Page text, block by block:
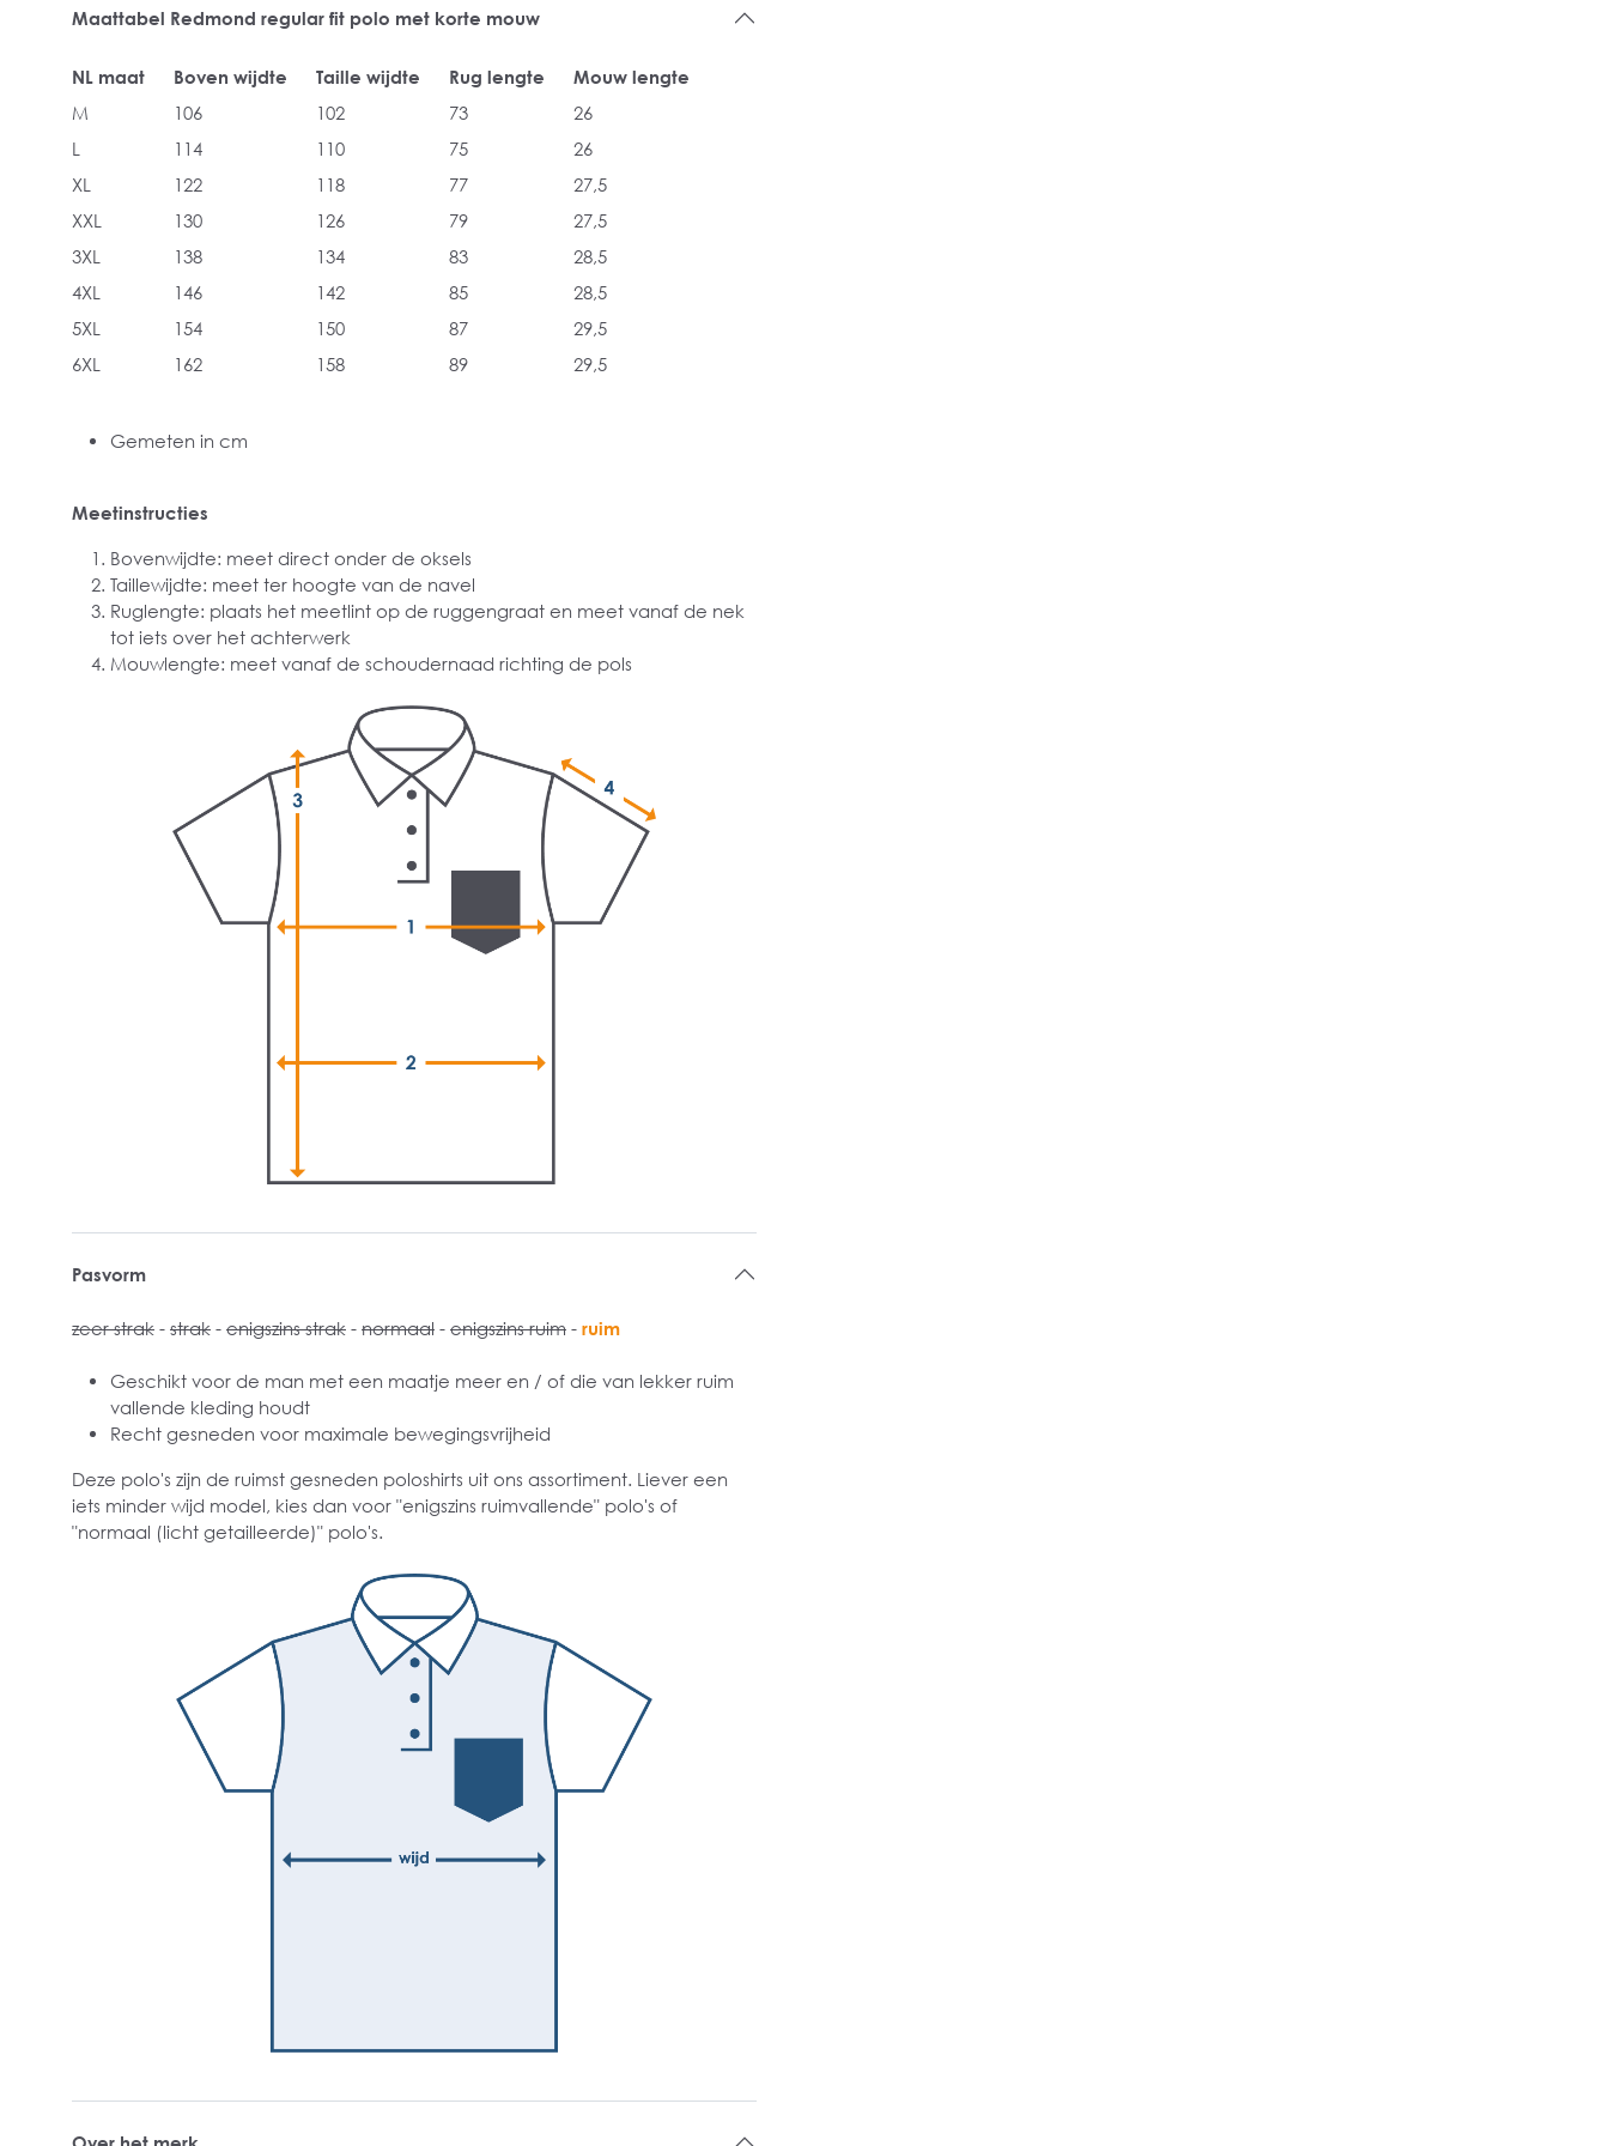
Maattabel Redmond regular fit polo met korte mouw
NL maat Boven wijdte Taille wijdte Rug lengte
Mouw lengte
M
106 102 73
26
L
114 110 75
26
XL
122 118 77
27,5
XXL
130 126 79
27,5
3XL
138 134 83
28,5
4XL
146 142 85
28,5
5XL
154 150 87
29,5
6XL
162 158 89 29,5
Gemeten in cm
Meetinstructies
Bovenwijdte: meet direct onder de oksels
Taillewijdte: meet ter hoogte van de navel
Ruglengte: plaats het meetlint op de ruggengraat en meet vanaf de nek
tot iets over het achterwerk
Mouwlengte: meet vanaf de schoudernaad richting de pols
Pasvorm
zeer strak - strak - enigszins strak - normaal - enigszins ruim - ruim
Geschikt voor de man met een maatje meer en / of die van lekker ruim
vallende kleding houdt
Recht gesneden voor maximale bewegingsvrijheid
Deze polo's zijn de ruimst gesneden poloshirts uit ons assortiment. Liever een
iets minder wijd model, kies dan voor "enigszins ruimvallende" polo's of
"normaal (licht getailleerde)" polo's.